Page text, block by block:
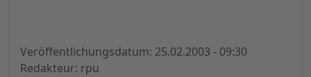
Veröffentlichungsdatum: 25.02.2003 - 09:30
Redakteur: rpu